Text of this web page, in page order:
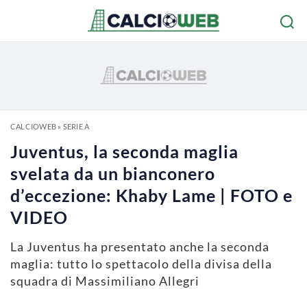
CALCIOWEB» SERIE A
Juventus, la seconda maglia
svelata da un bianconero
d’eccezione: Khaby Lame | FOTO e
VIDEO
La Juventus ha presentato anche la seconda
maglia: tutto lo spettacolo della divisa della
squadra di Massimiliano Allegri